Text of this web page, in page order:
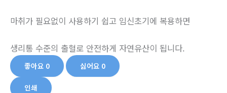
마취가 필요없이 사용하기 쉽고 임신초기에 복용하면
생리통 수준의 출혈로 안전하게 자연유산이 됩니다.
좋아요 0 싫어요 0
인쇄